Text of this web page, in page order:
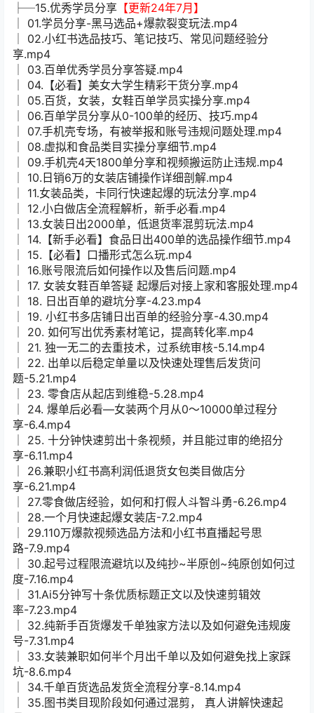
├─15.优秀学员分享 【更新24年7月】
│ 01.学员分享-黑马选品+爆款裂变玩法.mp4
│ 02.小红书选品技巧、笔记技巧、常见问题经验分
享.mp4
│ 03.百单优秀学员分享答疑.mp4
│ 04.【必看】美女大学生精彩干货分享.mp4
│ 05.百货，女装，女鞋百单学员实操分享.mp4
│ 06.百单学员分享从0-100单的经历、技巧.mp4
│ 07.手机壳专场，有被举报和账号违规问题处理.mp4
│ 08.虚拟和食品类目实操分享细节.mp4
│ 09.手机壳4天1800单分享和视频搬运防止违规.mp4
│ 10.日销6万的女装店铺操作详细剖解.mp4
│ 11.女装品类，卡同行快速起爆的玩法分享.mp4
│ 12.小白做店全流程解析，新手必看.mp4
│ 13.女装日出2000单，低退货率混剪玩法.mp4
│ 14.【新手必看】食品日出400单的选品操作细节.mp4
│ 15.【必看】口播形式怎么玩.mp4
│ 16.账号限流后如何操作以及售后问题.mp4
│ 17. 女装女鞋百单答疑 起爆后对接上家和客服处理.mp4
│ 18. 日出百单的避坑分享-4.23.mp4
│ 19. 小红书多店铺日出百单的经验分享-4.30.mp4
│ 20. 如何写出优秀素材笔记，提高转化率.mp4
│ 21. 独一无二的去重技术，过系统审核-5.14.mp4
│ 22. 出单以后稳定单量以及快速处理售后发货问
题-5.21.mp4
│ 23. 零食店从起店到维稳-5.28.mp4
│ 24. 爆单后必看—女装两个月从0～10000单过程分
享-6.4.mp4
│ 25. 十分钟快速剪出十条视频，并且能过审的绝招分
享-6.11.mp4
│ 26.兼职小红书高利润低退货女包类目做店分
享-6.21.mp4
│ 27.零食做店经验，如何和打假人斗智斗勇-6.26.mp4
│ 28.一个月快速起爆女装店-7.2.mp4
│ 29.110万爆款视频选品方法和小红书直播起号思
路-7.9.mp4
│ 30.起号过程限流避坑以及纯抄~半原创~纯原创如何过
度-7.16.mp4
│ 31.Ai5分钟写十条优质标题正文以及快速剪辑效
率-7.23.mp4
│ 32.纯新手百货爆发千单独家方法以及如何避免违规废
号-7.31.mp4
│ 33.女装兼职如何半个月出千单以及如何避免找上家踩
坑-8.6.mp4
│ 34.千单百货选品发货全流程分享-8.14.mp4
│ 35.图书类目现阶段如何通过混剪， 真人讲解快速起